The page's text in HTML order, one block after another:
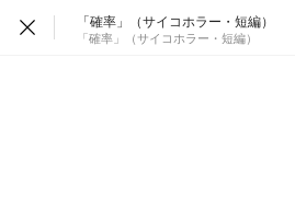
「確率」（サイコホラー・短編）
「確率」（サイコホラー・短編）